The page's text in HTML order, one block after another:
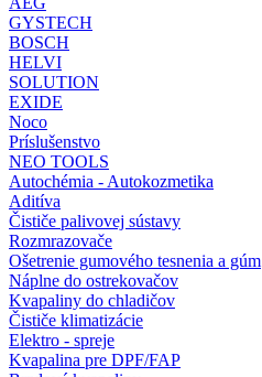
GYSTECH
BOSCH
HELVI
SOLUTION
EXIDE
Noco
Príslušenstvo
NEO TOOLS
Autochémia - Autokozmetika
Aditíva
Čističe palivovej sústavy
Rozmrazovače
Ošetrenie gumového tesnenia a gúm
Náplne do ostrekovačov
Kvapaliny do chladičov
Čističe klimatizácie
Elektro - spreje
Kvapalina pre DPF/FAP